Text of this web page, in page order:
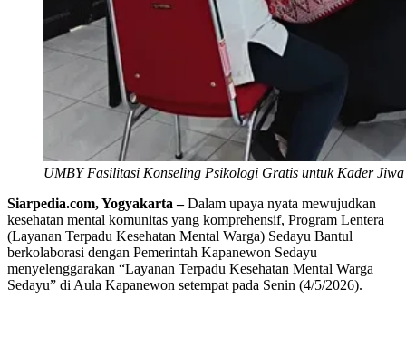
UMBY Fasilitasi Konseling Psikologi Gratis untuk Kader
Siarpedia.com,Yogyakarta –Dalam upaya nyata mewujudkan
kesehatan mental komunitas yang komprehensif, Program Lentera
(Layanan Terpadu Kesehatan Mental Warga) Sedayu Bantul
berkolaborasi dengan Pemerintah Kapanewon Sedayu
menyelenggarakan “Layanan Terpadu Kesehatan Mental Warga
Sedayu” di Aula Kapanewon setempat pada Senin (4/5/2026).